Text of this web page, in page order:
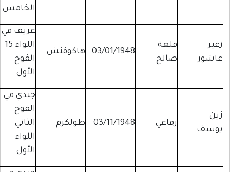
الخامس
عريف في
اللواء 15
الفوج
الأول
هاكوفنش 03/01/1948
قلعة
صالح
زغير
عاشور
جندي في
الفوج
الثاني
اللواء
الأول
طولكرم 03/11/1948 رفاعي
زين
يوسف